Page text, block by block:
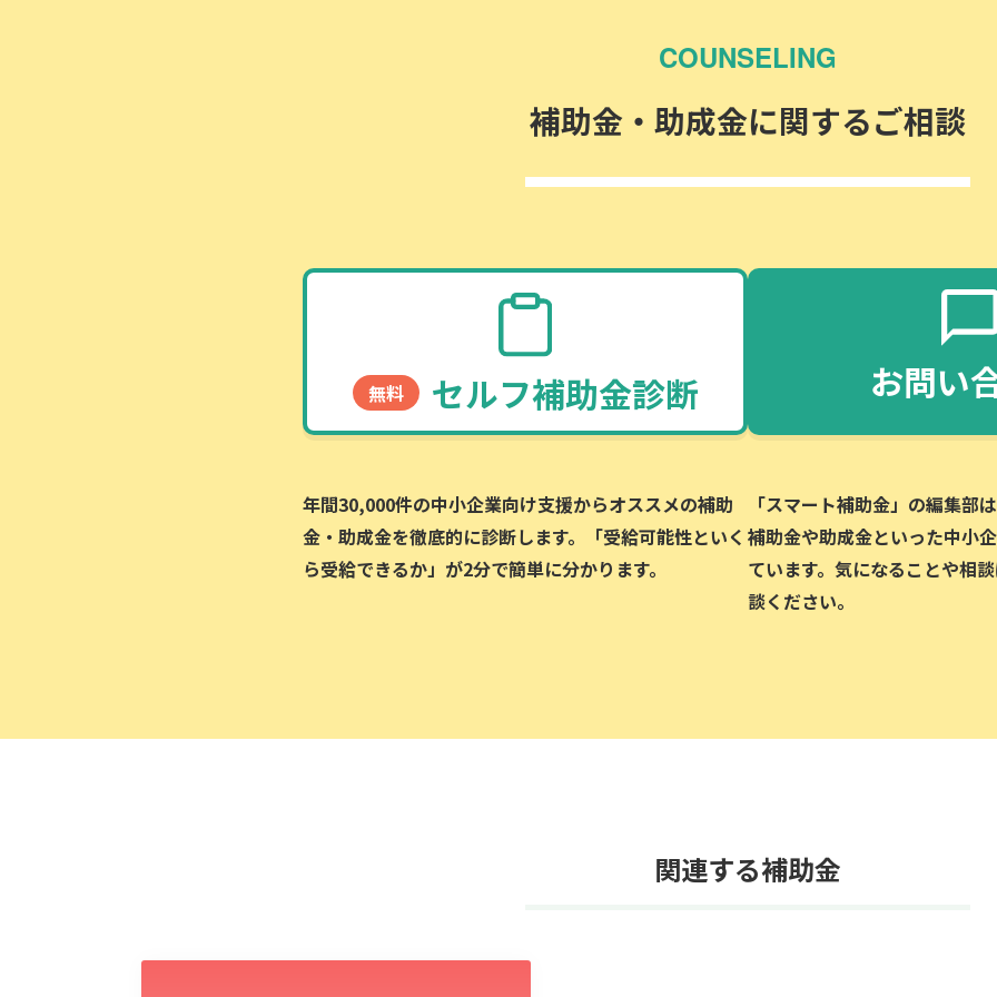
COUNSELING
補助金・助成金に関するご相談
無料 セルフ補助金診断
年間30,000件の中小企業向け支援からオススメの補助
金・助成金を徹底的に診断します。「受給可能性といく
ら受給できるか」が2分で簡単に分かります。
お問い
「スマート補助金」の編集部
補助金や助成金といった中小
ています。気になることや相
談ください。
関連する補助金